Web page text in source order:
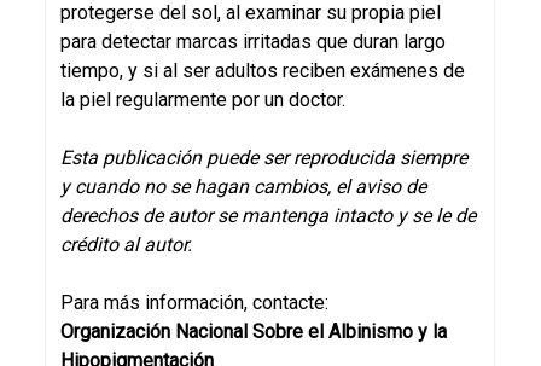
protegerse del sol, al examinar su propia piel
para detectar marcas irritadas que duran largo
tiempo, y si al ser adultos reciben exámenes de
la piel regularmente por un doctor.
Esta publicación puede ser reproducida siempre
y cuando no se hagan cambios, el aviso de
derechos de autor se mantenga intacto y se le de
crédito al autor.
Para más información, contacte:
Organización Nacional Sobre el Albinismo y la
Hipopigmentación